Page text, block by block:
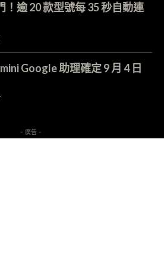
！逾 20 款型號每 35 秒自動連
Google 助理確定 9 月 4 日
- 廣告 -